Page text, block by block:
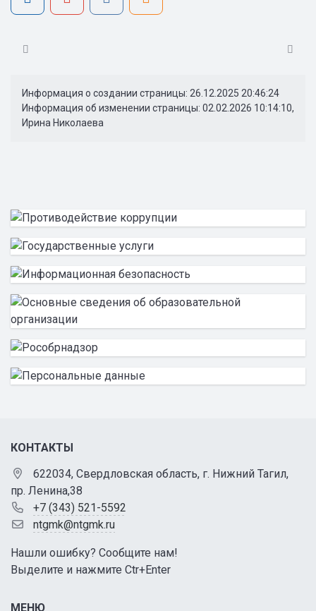
Информация о создании страницы: 26.12.2025 20:46:24
Информация об изменении страницы: 02.02.2026 10:14:10,
Ирина Николаева
КОНТАКТЫ
622034, Свердловская область, г. Нижний Тагил,
пр. Ленина,38
+7 (343) 521-5592
ntgmk@ntgmk.ru
Нашли ошибку? Сообщите нам!
Выделите и нажмите Ctr+Enter
МЕНЮ